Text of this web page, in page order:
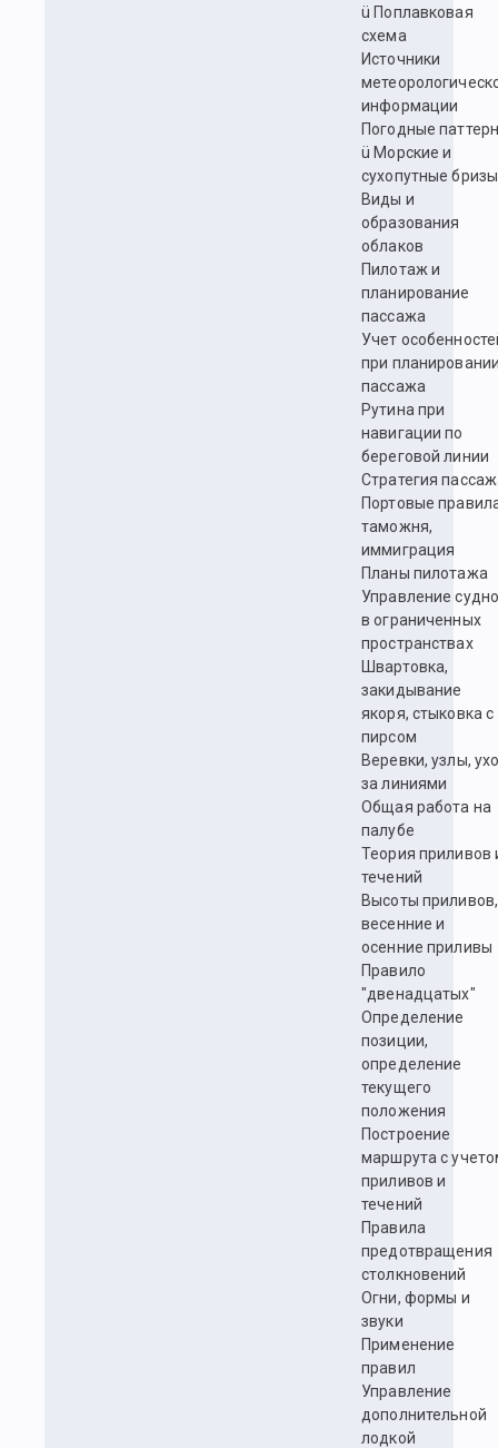
ü Поплавковая
схема
Источники
информации
Погодные
ü Морские и
сухопутные бризы
Виды и
образования
облаков
Пилотаж и
планирование
пассажа
Учет
при
пассажа
Рутина при
навигации по
береговой линии
Стратегия
Портовые
таможня,
иммиграция
Планы пилотажа
Управление
в ограниченных
пространствах
Швартовка,
закидывание
якоря, стыковка с
пирсом
Веревки, узлы,
за линиями
Общая работа на
палубе
Теория приливов
течений
Высоты приливов,
весенние и
осенние приливы
Правило
"двенадцатых"
Определение
позиции,
определение
текущего
положения
Построение
маршрута с
приливов и
течений
Правила
предотвращения
столкновений
Огни, формы и
звуки
Применение
правил
Управление
дополнительной
лодкой